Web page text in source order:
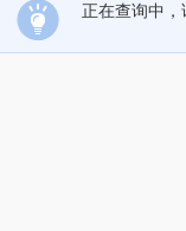
正在查询中，